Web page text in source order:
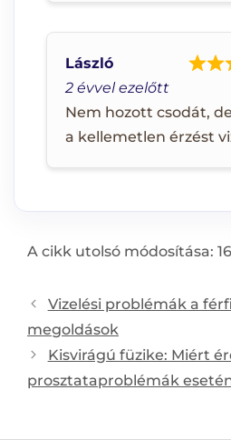
2 évvel ezelőtt
Nem hozott csodát,
a kellemetlen érzést
László
A cikk utolsó módosítása:
Post
navigation
Vizelési problémák a
megoldások
Kisvirágú füzike: Miért
prosztataproblémák